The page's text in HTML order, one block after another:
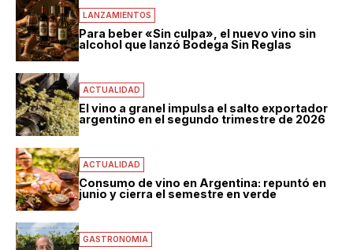
LANZAMIENTOS
Para beber «Sin culpa», el nuevo vino sin
alcohol que lanzó Bodega Sin Reglas
ACTUALIDAD
El vino a granel impulsa el salto exportador
argentino en el segundo trimestre de 2026
ACTUALIDAD
Consumo de vino en Argentina: repuntó en
junio y cierra el semestre en verde
GASTRONOMIA